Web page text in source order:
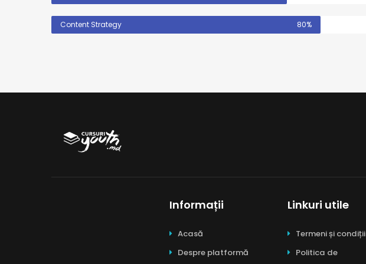
Content Strategy 80%
Informații
Acasă
Despre platformă
Linkuri utile
Termeni și condiții
Politica de